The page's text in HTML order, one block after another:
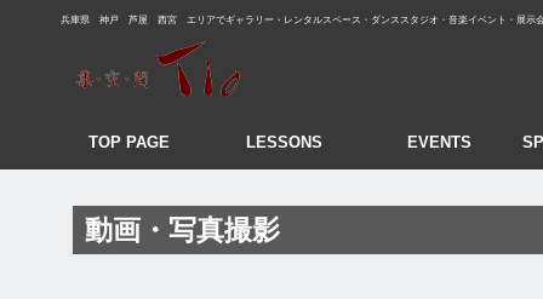
兵庫県 神戸 芦屋 西宮 エリアでギャラリー・レンタルスペース・ダンススタジオ・音楽イベント・展示
動画・写真撮影
TOP PAGE LESSONS EVENTS